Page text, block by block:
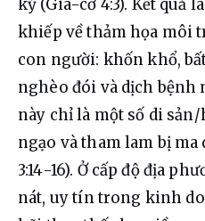
kỷ (Gia-cơ 4:3). Kết quả
khiếp về thảm họa môi
con người: khốn khổ,
nghèo đói và dịch bệnh
này chỉ là một số di
ngạo và tham lam bị ma
3:14-16). Ở cấp độ địa
nát, uy tín trong kinh